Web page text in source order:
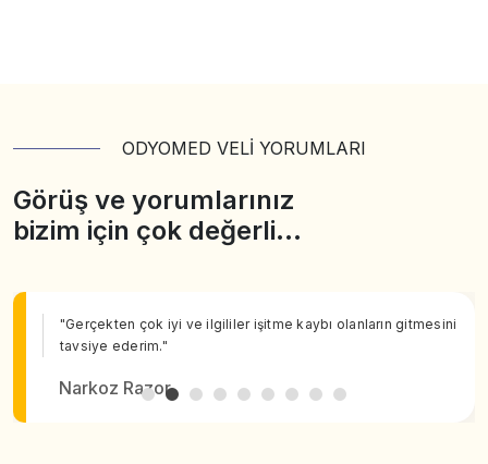
ODYOMED VELİ YORUMLARI
Görüş ve yorumlarınız
bizim için çok değerli…
"Gerçekten çok iyi ve ilgililer işitme kaybı olanların gitmesini
tavsiye ederim."
Narkoz Razor